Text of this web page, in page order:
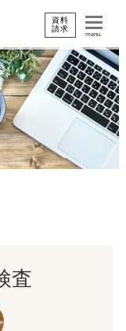
資料
請求
menu
査